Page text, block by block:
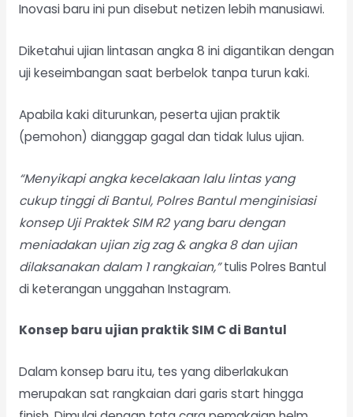
Inovasi baru ini pun disebut netizen lebih manusiawi.
Diketahui ujian lintasan angka 8 ini digantikan dengan
uji keseimbangan saat berbelok tanpa turun kaki.
Apabila kaki diturunkan, peserta ujian praktik
(pemohon) dianggap gagal dan tidak lulus ujian.
“Menyikapi angka kecelakaan lalu lintas yang
cukup tinggi di Bantul, Polres Bantul menginisiasi
konsep Uji Praktek SIM R2 yang baru dengan
meniadakan ujian zig zag & angka 8 dan ujian
dilaksanakan dalam 1 rangkaian,”tulis Polres Bantul
di keterangan unggahan Instagram.
Konsep baru ujian praktik SIM C di Bantul
Dalam konsep baru itu, tes yang diberlakukan
merupakan sat rangkaian dari garis start hingga